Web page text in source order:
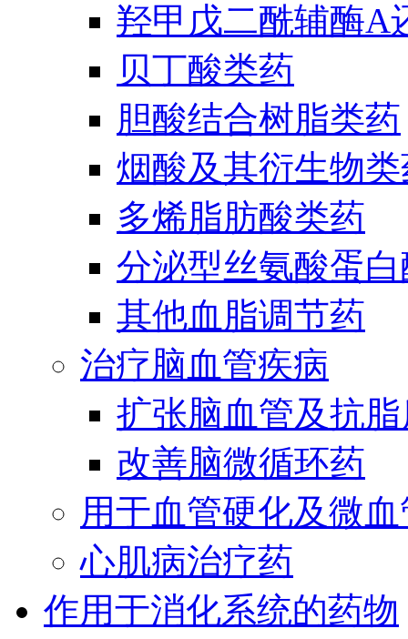
羟甲戊二酰辅酶A
贝丁酸类药
胆酸结合树脂类药
烟酸及其衍生物
多烯脂肪酸类药
分泌型丝氨酸蛋
其他血脂调节药
治疗脑血管疾病
扩张脑血管及抗
改善脑微循环药
用于血管硬化及微
心肌病治疗药
作用于消化系统的药物